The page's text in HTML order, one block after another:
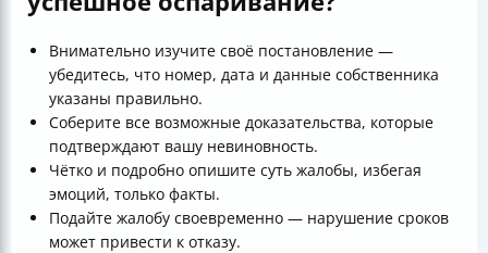
Внимательно изучите своё постановление —
убедитесь, что номер, дата и данные собственника
указаны правильно.
Соберите все возможные доказательства, которые
подтверждают вашу невиновность.
Чётко и подробно опишите суть жалобы, избегая
эмоций, только факты.
Подайте жалобу своевременно — нарушение сроков
может привести к отказу.